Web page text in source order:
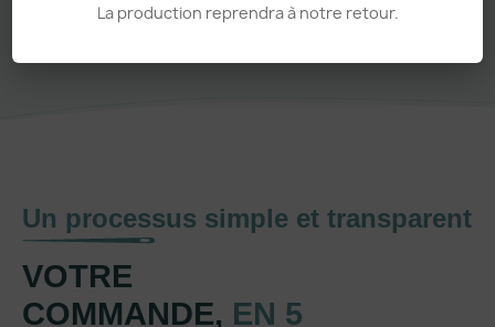
La production reprendra à notre retour.
Un processus simple et transparent
VOTRE
COMMANDE, EN 5